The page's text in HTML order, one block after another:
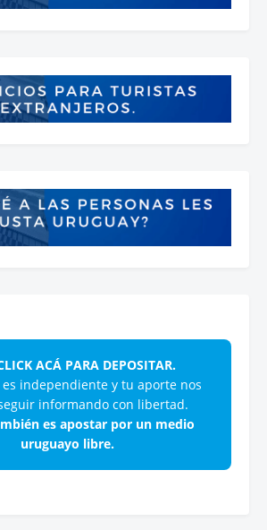
ACÁ PARA DEPOSITAR.
es independiente y tu aporte nos
informando con libertad.
es apostar por un medio
uruguayo libre.